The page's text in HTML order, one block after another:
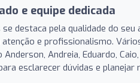
e equipe dedicada
destaca pela qualidade do
e profissionalismo.
Andreia, Eduardo,
esclarecer dúvidas e